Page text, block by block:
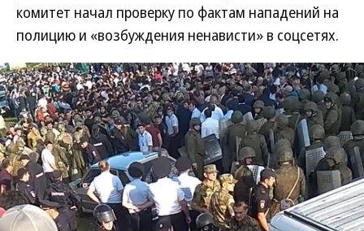
комитет начал проверку по фактам нападений на
полицию и «возбуждения ненависти» в соцсетях.